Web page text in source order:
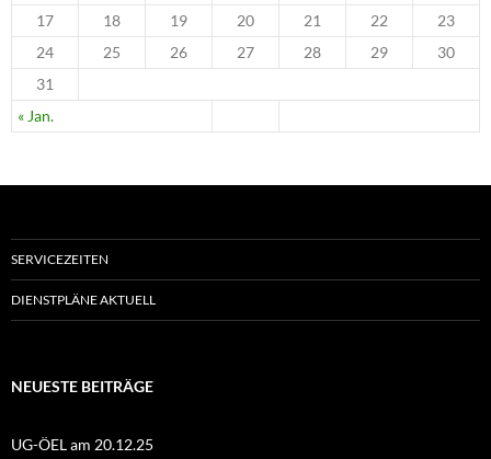
« Jan.
17
18 19 20 21 22
23
24
25 26 27 28 29
30
31
SERVICEZEITEN
DIENSTPLÄNE AKTUELL
NEUESTE BEITRÄGE
UG-ÖEL am 20.12.25